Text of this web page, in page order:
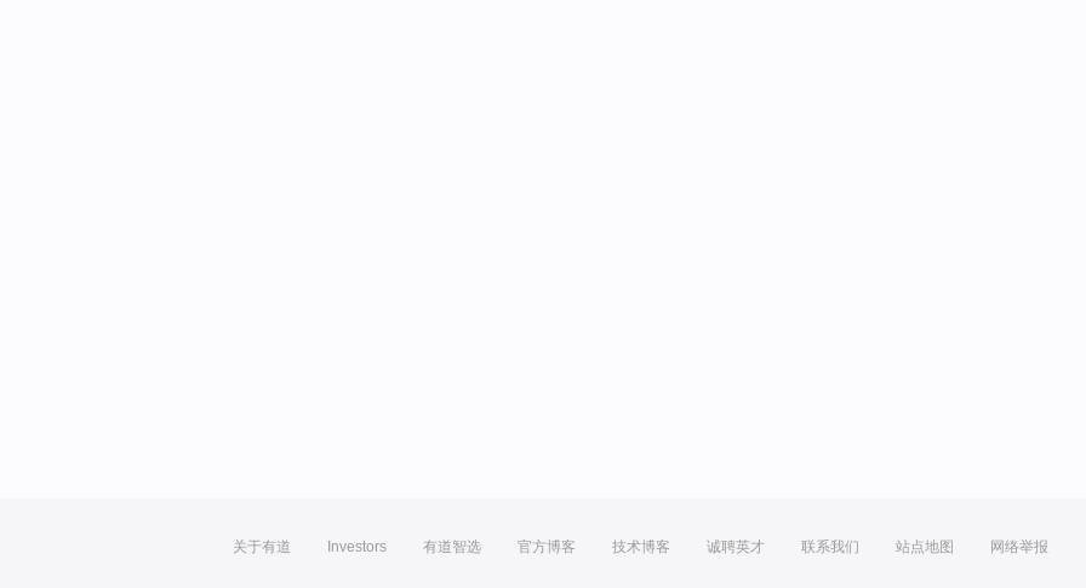
关于有道 Investors 有道智选 官方博客 技术博客 诚聘英才 联系我们 站点地图 网络举报